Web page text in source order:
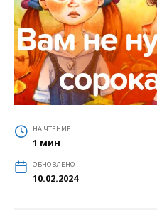
НА ЧТЕНИЕ
1 мин
ОБНОВЛЕНО
10.02.2024